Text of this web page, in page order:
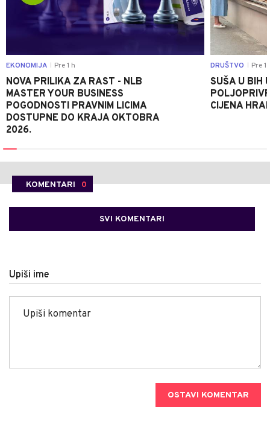
EKONOMIJA Pre 1 h
NOVA PRILIKA ZA RAST - NLB
MASTER YOUR BUSINESS
POGODNOSTI PRAVNIM LICIMA
DOSTUPNE DO KRAJA OKTOBRA
2026.
DRUŠTVO Pre 1
SUŠA U BIH
CIJENA
KOMENTARI 0
SVI KOMENTARI
Upiši ime
OSTAVI KOMENTAR